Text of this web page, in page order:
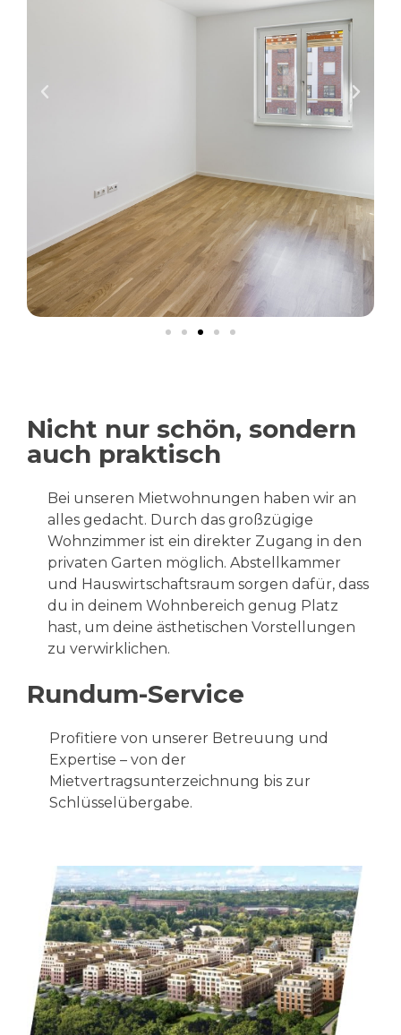
Nicht nur schön, sondern
auch praktisch
Bei unseren Mietwohnungen haben wir an
alles gedacht. Durch das großzügige
Wohnzimmer ist ein direkter Zugang in den
privaten Garten möglich. Abstellkammer
und Hauswirtschaftsraum sorgen dafür, dass
du in deinem Wohnbereich genug Platz
hast, um deine ästhetischen Vorstellungen
zu verwirklichen.
Rundum-Service
Profitiere von unserer Betreuung und
Expertise – von der
Mietvertragsunterzeichnung bis zur
Schlüsselübergabe.